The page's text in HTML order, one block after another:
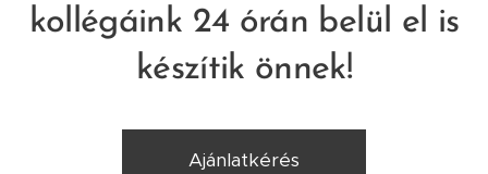
kollégáink 24 órán belül el is
készítik önnek!
Ajánlatkérés